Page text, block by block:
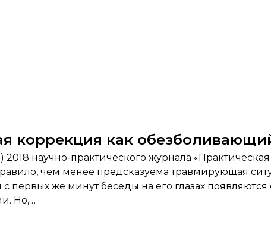
коррекция как
2018 научно-практического журнала
чем менее предсказуема травмирующая
с первых же минут беседы на его глазах
Но,…